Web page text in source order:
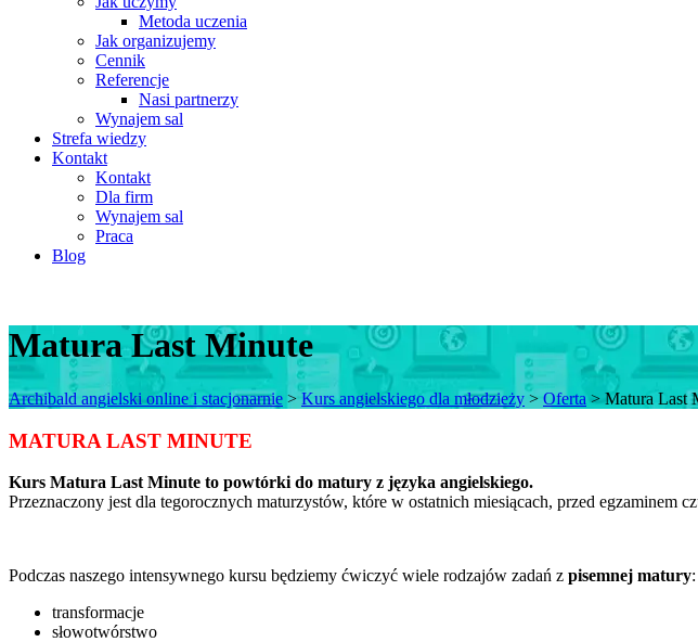
Metoda uczenia
Jak organizujemy
Cennik
Referencje
Nasi partnerzy
Wynajem sal
Strefa wiedzy
Kontakt
Kontakt
Dla firm
Wynajem sal
Praca
Blog
Matura Last Minute
Archibald angielski online i stacjonarnie >Kurs angielskiego dla młodzieży > Oferta > Matura Last
MATURA LAST MINUTE
Kurs Matura Last Minute to powtórki do matury z języka angielskiego.
Przeznaczony jest dla tegorocznych maturzystów, które w ostatnich miesiącach, przed
Podczas naszego intensywnego kursu będziemy ćwiczyć wiele rodzajów zadań z pisemnej matury:
transformacje
słowotwórstwo